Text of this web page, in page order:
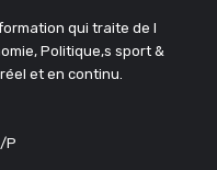
qui traite de l
Politique,s sport &
et en continu.
P